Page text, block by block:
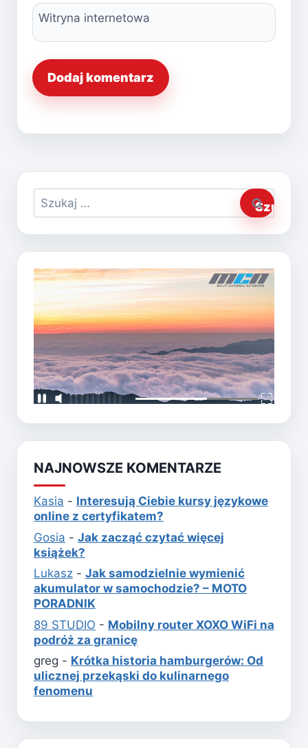
Witryna internetowa
Szukaj:
NAJNOWSZE KOMENTARZE
Kasia - Interesują Ciebie kursy językowe
online z certyfikatem?
Gosia - Jak zacząć czytać więcej
książek?
Lukasz - Jak samodzielnie wymienić
akumulator w samochodzie? – MOTO
PORADNIK
89 STUDIO - Mobilny router XOXO WiFi na
podróż za granicę
greg - Krótka historia hamburgerów: Od
ulicznej przekąski do kulinarnego
fenomenu